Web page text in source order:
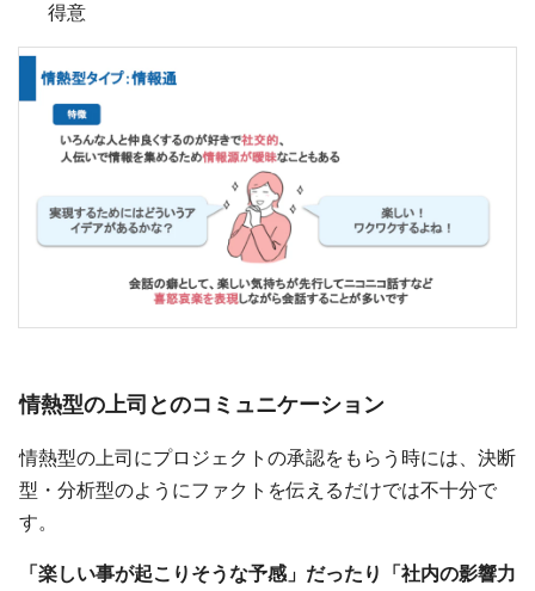
得意
情熱型の上司とのコミュニケーション
情熱型の上司にプロジェクトの承認をもらう時には、決断
型・分析型のようにファクトを伝えるだけでは不十分で
す。
「楽しい事が起こりそうな予感」だったり「社内の影響力